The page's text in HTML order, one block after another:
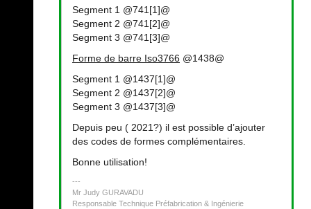
Segment 1 @741[1]@
Segment 2 @741[2]@
Segment 3 @741[3]@
Forme de barre Iso3766 @1438@
Segment 1 @1437[1]@
Segment 2 @1437[2]@
Segment 3 @1437[3]@
Depuis peu ( 2021?) il est possible d’ajouter
des codes de formes complémentaires.
Bonne utilisation!
Mr Judy GURAVADU
Responsable Technique Préfabrication & Ingénierie